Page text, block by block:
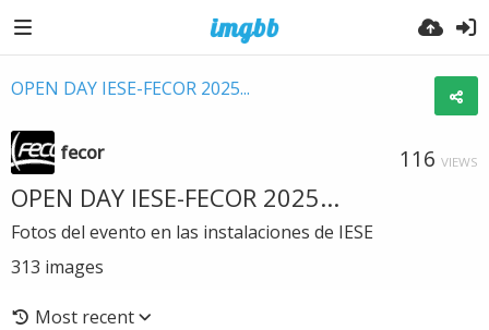
OPEN DAY IESE-FECOR 2025...
fecor 116 VIEWS
OPEN DAY IESE-FECOR 2025...
Fotos del evento en las instalaciones de IESE
313 images
Most recent